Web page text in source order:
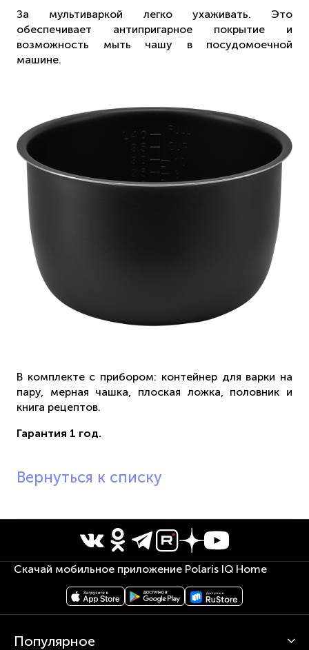
За мультиваркой легко ухаживать. Это
обеспечивает антипригарное покрытие и
возможность мыть чашу в посудомоечной
машине.
В комплекте с прибором: контейнер для варки на
пару, мерная чашка, плоская ложка, половник и
книга рецептов.
Гарантия 1 год.
Вернуться к списку
Скачай мобильное приложение Polaris IQ Home
Популярное